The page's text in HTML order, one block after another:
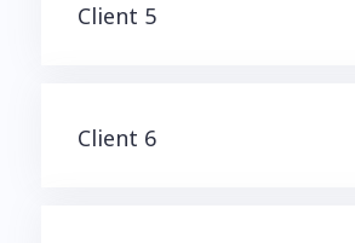
Client 5
Client 6